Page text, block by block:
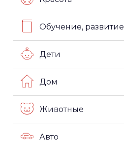
Обучение, развитие
Дети
Дом
Животные
Авто